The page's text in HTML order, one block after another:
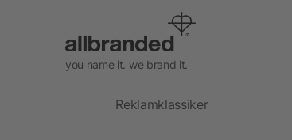
you name it. we brand it.
Reklamklassiker